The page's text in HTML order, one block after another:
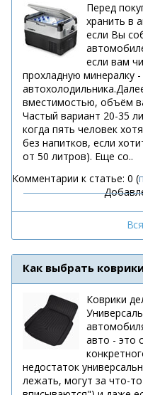
Перед
хранить в
если Вы
если вам
прохладную минералку
вместимостью, объём
Частый вариант 20-35
когда пять человек
без напитков, если
от 50 литров). Еще со..
Комментарии к статье: 0 (
Как выбрать
Коврики
авто - это
недостаток
лежать, могут за что-